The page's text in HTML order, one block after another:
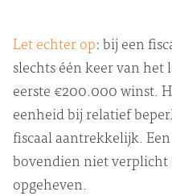
Let echter op: bij een
slechts één keer van het
eerste €200.000 winst.
eenheid bij relatief
fiscaal aantrekkelijk.
bovendien niet
opgeheven.